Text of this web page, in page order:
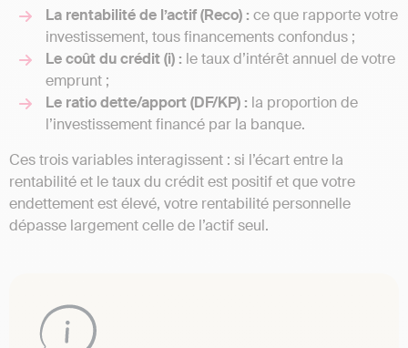
La rentabilité de l’actif (Reco) : ce que rapporte votre
investissement, tous financements confondus ;
Le coût du crédit (i) : le taux d’intérêt annuel de votre
emprunt ;
Le ratio dette/apport (DF/KP) : la proportion de
l’investissement financé par la banque.
Ces trois variables interagissent : si l’écart entre la
rentabilité et le taux du crédit est positif et que votre
endettement est élevé, votre rentabilité personnelle
dépasse largement celle de l’actif seul.